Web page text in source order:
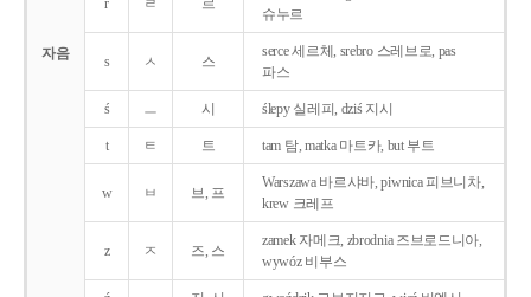
자음
r ㄹ 르
슈누르
s ㅅ 스
serce 세르체, srebro 스레브로, pas
파스
ś ㅡ 시 ślepy 실레피, dziś 지시
t ㅌ 트 tam 탐, matka 마트카, but 부트
w ㅂ 브, 프
Warszawa 바르샤바, piwnica 피브니차,
krew 크레프
z ㅈ 즈, 스
zamek 자메크, zbrodnia 즈브로드니아,
wywóz 비부스